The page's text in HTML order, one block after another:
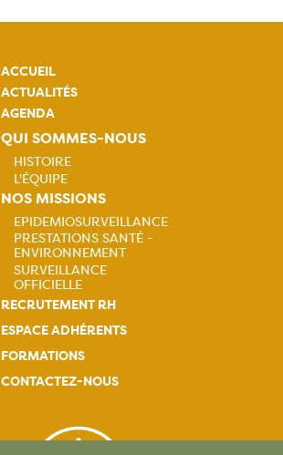
ACCUEIL
ACTUALITÉS
AGENDA
QUI SOMMES-NOUS
Navigation
principale
HISTOIRE
L'ÉQUIPE
NOS MISSIONS
Navigation
principale
EPIDEMIOSURVEILLANCE
PRESTATIONS SANTÉ -
ENVIRONNEMENT
SURVEILLANCE
OFFICIELLE
RECRUTEMENT RH
ESPACE ADHÉRENTS
FORMATIONS
CONTACTEZ-NOUS